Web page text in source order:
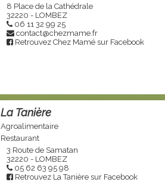
8 Place de la Cathédrale
32220 - LOMBEZ
06 11 32 99 25
contact@chezmame.fr
Retrouvez Chez Mamé sur Facebook
La Tanière
Agroalimentaire
Restaurant
3 Route de Samatan
32220 - LOMBEZ
05 62 63 95 98
Retrouvez La Tanière sur Facebook